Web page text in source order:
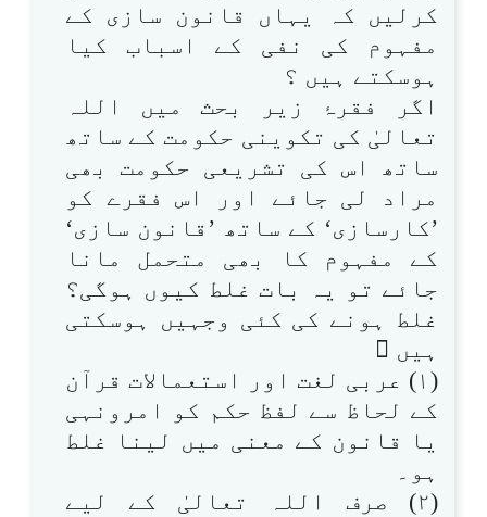
کرلیں کہ یہاں قانون سازی کے
مفہوم کی نفی کے اسباب کیا
ہوسکتے ہیں ؟
اگر فقرۂ زیر بحث میں اللہ
تعالیٰ کی تکوینی حکومت کے ساتھ
ساتھ اس کی تشریعی حکومت بھی
مراد لی جائے اور اس فقرے کو
’کارسازی‘ کے ساتھ ’قانون سازی‘
کے مفہوم کا بھی متحمل مانا
جائے تو یہ بات غلط کیوں ہوگی؟
غلط ہونے کی کئی وجہیں ہوسکتی
ہیں 
(۱) عربی لغت اور استعمالات قرآن
کے لحاظ سے لفظ حکم کو امرونہی
یا قانون کے معنی میں لینا غلط
ہو۔
(۲) صرف اللہ تعالیٰ کے لیے